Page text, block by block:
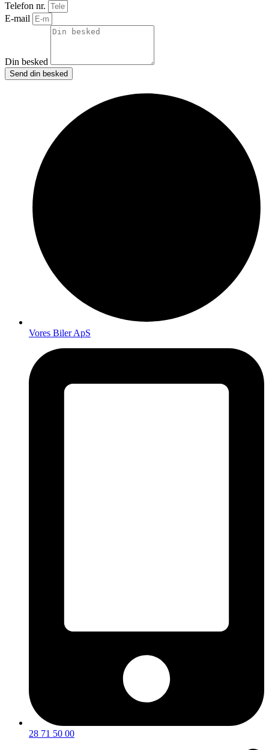
Telefon nr.
E-mail
Din besked
Send din besked
Vores Biler ApS
28 71 50 00